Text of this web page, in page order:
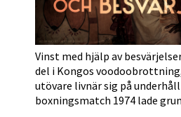
Vinst med hjälp av
del i Kongos
utövare livnär sig på
boxningsmatch 1974 lade